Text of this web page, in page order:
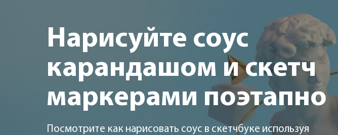
Нарисуйте соус
карандашом и скетч
маркерами поэтапно
Посмотрите как нарисовать соус в скетчбуке используя